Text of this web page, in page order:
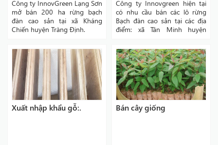
Công ty InnovGreen Lạng Sơn
mở bán 200 ha rừng bạch
đàn cao sản tại xã Kháng
Chiến huyện Tràng Định.
Công ty Innovgreen hiện tại
có nhu cầu bán các lô rừng
Bạch đàn cao sản tại các địa
điểm: xã Tân Minh huyện
Sơn; xã Quảng Sơn, Quảng
Thành huyện Hải Hà tỉnh
Quảng...
Xuất nhập khẩu gỗ:. Bán cây giống